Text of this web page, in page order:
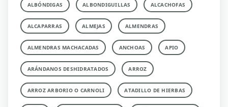
ALBÓNDIGAS ALBONDIGUILLAS ALCACHOFAS
ALCAPARRAS ALMEJAS ALMENDRAS
ALMENDRAS MACHACADAS ANCHOAS APIO
ARÁNDANOS DESHIDRATADOS ARROZ
ARROZ ARBORIO O CARNOLI ATADILLO DE HIERBAS